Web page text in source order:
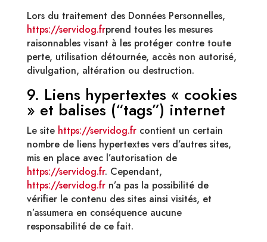
Lors du traitement des Données Personnelles,
https://servidog.frprend toutes les mesures
raisonnables visant à les protéger contre toute
perte, utilisation détournée, accès non autorisé,
divulgation, altération ou destruction.
9. Liens hypertextes « cookies
» et balises (“tags”) internet
Le site https://servidog.frcontient un certain
nombre de liens hypertextes vers d’autres sites,
mis en place avec l’autorisation de
https://servidog.fr. Cependant,
https://servidog.frn’a pas la possibilité de
vérifier le contenu des sites ainsi visités, et
n’assumera en conséquence aucune
responsabilité de ce fait.